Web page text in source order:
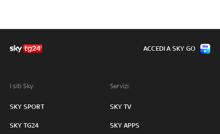
I siti Sky:
SKY SPORT
SKY TG24
Servizi:
SKY TV
SKY APPS
ACCEDI A SKY GO